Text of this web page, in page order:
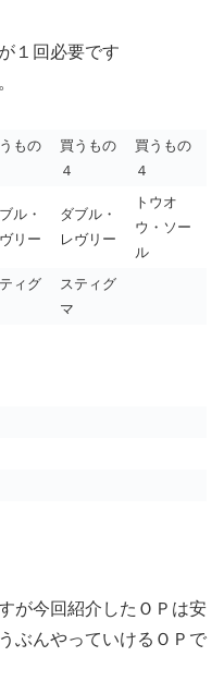
１回必要です
もの
買うもの
４
買うもの
４
ル・
リー
ダブル・
レヴリー
トウオ
ウ・ソー
ル
ィグ
スティグ
マ
が今回紹介したＯＰは安
ぶんやっていけるＯＰで